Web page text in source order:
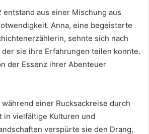
entstand aus einer Mischung aus
Anna, eine begeisterte
sehnte sich nach
sie ihre Erfahrungen teilen konnte.
der Essenz ihrer Abenteuer
einer Rucksackreise durch
in vielfältige Kulturen und
verspürte sie den Drang,